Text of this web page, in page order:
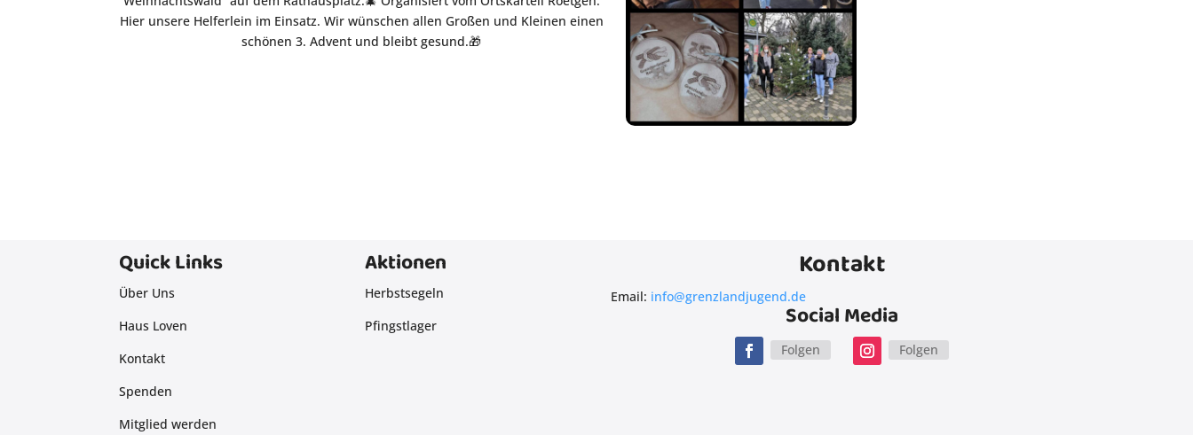
Hier unsere Helferlein im Einsatz. Wir wünschen allen Großen und Kleinen einen
schönen 3. Advent und bleibt gesund.🎁
Quick Links
Über Uns
Haus Loven
Kontakt
Spenden
Mitglied werden
Aktionen
Herbstsegeln
Pfingstlager
Kontakt
Email: info@grenzlandjugend.de
Social Media
Folgen Folgen